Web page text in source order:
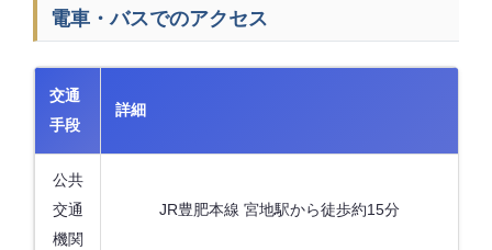
電車・バスでのアクセス
交通
手段
詳細
公共
交通
機関
JR豊肥本線 宮地駅から徒歩約15分